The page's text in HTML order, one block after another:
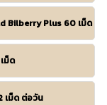
Bilberry Plus 60 เม็ด
เม็ด
เม็ด ต่อวัน